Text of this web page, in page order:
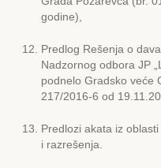
godine),
Predlog Rešenja o
Nadzornog odbora JP
podnelo Gradsko veće
217/2016-6 od
Predlozi akata iz
i razrešenja.